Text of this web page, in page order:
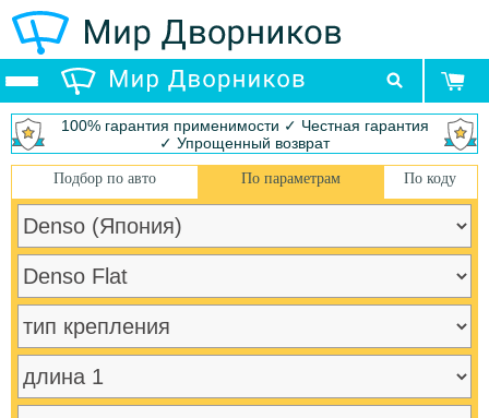
100% гарантия применимости ✓ Честная гарантия
✓ Упрощенный возврат
Подбор по авто По параметрам По коду